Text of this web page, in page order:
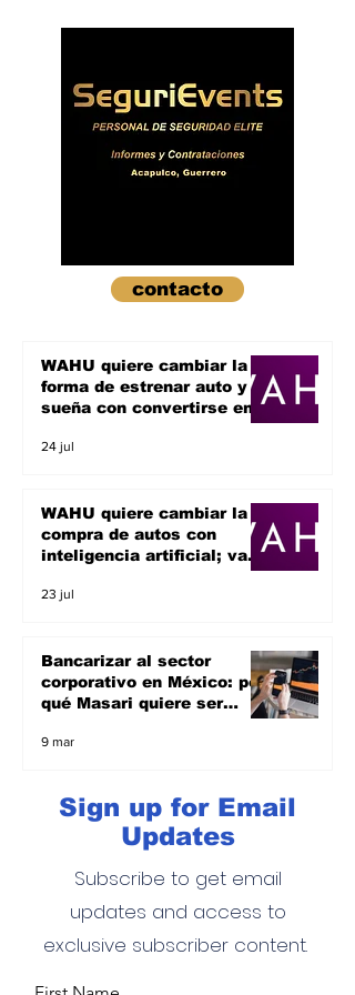
contacto
WAHU quiere cambiar la
forma de estrenar auto y
sueña con convertirse en
24 jul
WAHU quiere cambiar la
compra de autos con
inteligencia artificial; va
unicornio
23 jul
Bancarizar al sector
corporativo en México: por
qué Masari quiere ser
empresas
9 mar
Sign up for Email
Updates
Subscribe to get email
updates and access to
exclusive subscriber content.